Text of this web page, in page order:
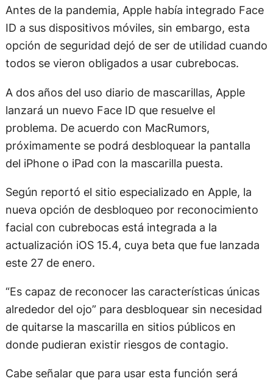
Antes de la pandemia, Apple había integrado Face
ID a sus dispositivos móviles, sin embargo, esta
opción de seguridad dejó de ser de utilidad cuando
todos se vieron obligados a usar cubrebocas.
A dos años del uso diario de mascarillas, Apple
lanzará un nuevo Face ID que resuelve el
problema. De acuerdo con MacRumors,
próximamente se podrá desbloquear la pantalla
del iPhone o iPad con la mascarilla puesta.
Según reportó el sitio especializado en Apple, la
nueva opción de desbloqueo por reconocimiento
facial con cubrebocas está integrada a la
actualización iOS 15.4, cuya beta que fue lanzada
este 27 de enero.
“Es capaz de reconocer las características únicas
alrededor del ojo” para desbloquear sin necesidad
de quitarse la mascarilla en sitios públicos en
donde pudieran existir riesgos de contagio.
Cabe señalar que para usar esta función será